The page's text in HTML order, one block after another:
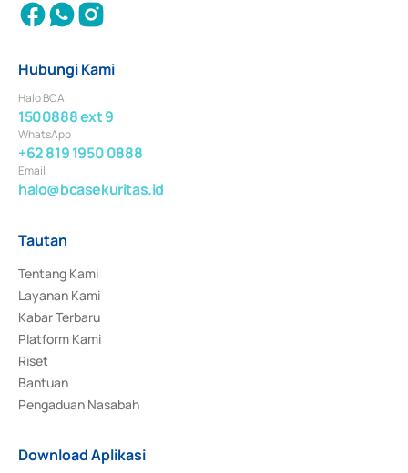
Hubungi Kami
Halo BCA
1500888 ext 9
WhatsApp
+62 819 1950 0888
Email
halo@bcasekuritas.id
Tautan
Tentang Kami
Layanan Kami
Kabar Terbaru
Platform Kami
Riset
Bantuan
Pengaduan Nasabah
Download Aplikasi